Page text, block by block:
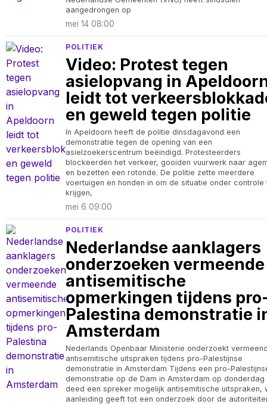
aangedrongen op
mei 14 08:00
POLITIEK
Video: Protest tegen
asielopvang in
leidt tot
en geweld tegen politie
In Apeldoorn heeft de politie dinsdagavond een
demonstratie tegen de opening van een
asielzoekerscentrum beëindigd. Protesteerders
blockeerden het verkeer, gooiden vuurwerk naar
en bezetten een rotonde. De politie zette meerdere
voertuigen en honden in om de situatie onder controle
krijgen,
mei 6 09:00
POLITIEK
Nederlandse aanklagers
onderzoeken vermeende
antisemitische
opmerkingen tijdens
Palestina demonstratie
Amsterdam
Nederlands Openbaar Ministerie onderzoekt
antisemitische uitspraken tijdens pro-Palestijnse
demonstratie in Amsterdam Tijdens een pro-
demonstratie op de Dam in Amsterdam op donderdag
deed een spreker mogelijk antisemitische uitspraken,
aanleiding geeft tot een onderzoek door de